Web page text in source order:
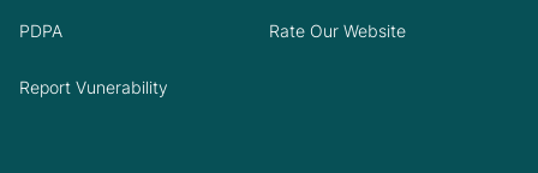
PDPA Rate Our Website
Report Vunerability